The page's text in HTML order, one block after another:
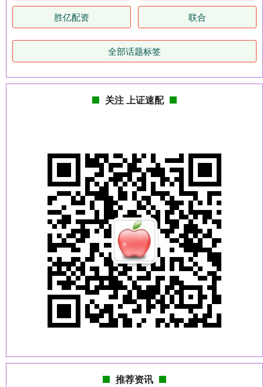
胜亿配资 联合
全部话题标签
关注 上证速配
推荐资讯